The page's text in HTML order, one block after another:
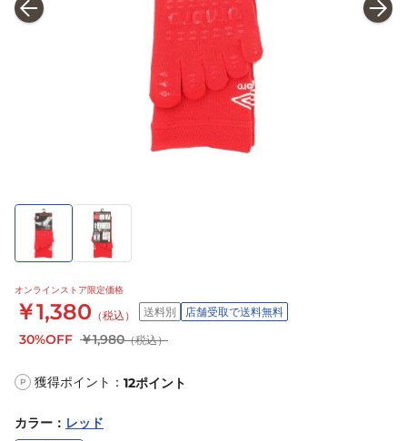
オンラインストア限定価格
￥1,380 （税込） 送料別 店舗受取で送料無料
30%OFF ￥1,980（税込）
P 獲得ポイント： 12ポイント
カラー ： レッド